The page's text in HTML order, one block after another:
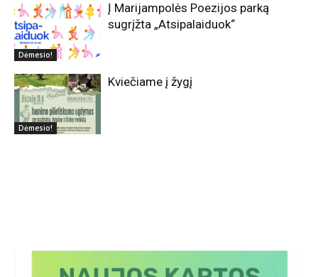
Dėmesio!
Į Marijampolės Poezijos parką
sugrįžta „Atsipalaiduok“
Dėmesio!
Kviečiame į žygį